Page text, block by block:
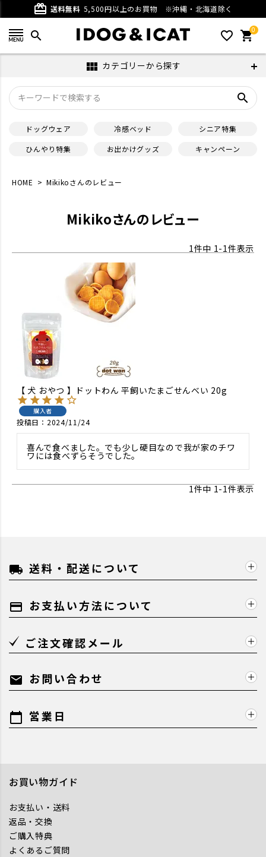
card_giftcard 送料無料 5,500円以上のお買物 ※沖縄・北海道除く
search favorite_outline 0
shopping_cart
view_module カテゴリーから探す
search
ドッグウェア 冷感ベッド
シニア特集
ひんやり特集
お出かけグッズ キャンペーン
HOME Mikikoさんのレビュー
Mikikoさんのレビュー
1件中 1-1件表示
【 犬 おやつ 】ドットわん 平飼いたまごせんべい 20g
購入者
投稿日 2024/11/24
喜んで食べました。でも少し硬目なので我が家のチワ
ワには食べずらそうでした。
1件中 1-1件表示
local_shipping 送料・配送について
payment お支払い方法について
ご注文確認メール
mail お問い合わせ
calendar_today 営業日
お買い物ガイド
お支払い・送料
返品・交換
ご購入特典
よくあるご質問